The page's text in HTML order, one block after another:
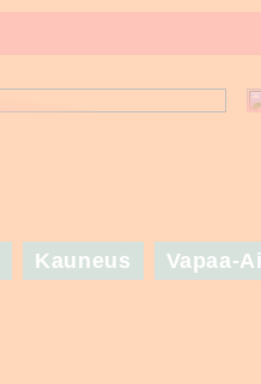
Kauneus Vapaa-